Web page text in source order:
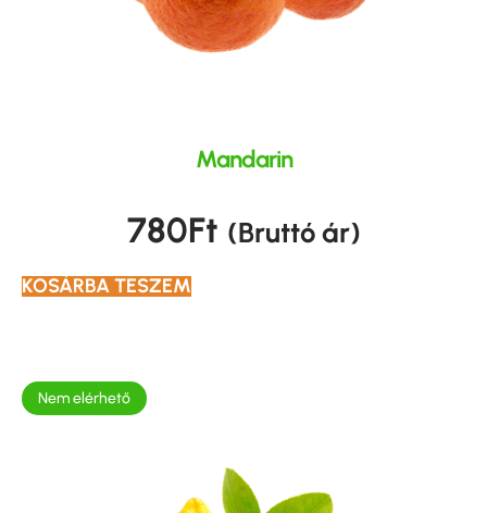
Mandarin
780Ft (Bruttó ár)
KOSÁRBA TESZEM
Nem elérhető